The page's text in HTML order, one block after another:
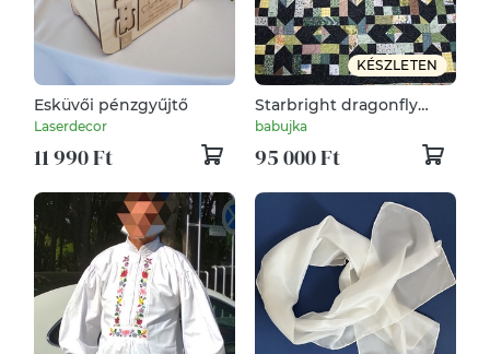
Esküvői pénzgyűjtő
Laserdecor
11 990 Ft
KÉSZLETEN
Starbright dragonfly
dance (Csillagfényes
szitakötő tánc)
patchwork ágytakaró,
babujka
95 000 Ft